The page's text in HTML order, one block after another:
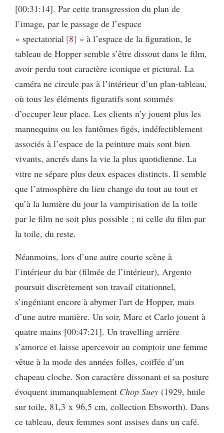
[00:31:14]. Par cette transgression du plan de
l’image, par le passage de l’espace
« spectatorial 8 » à l’espace de la figuration, le
tableau de Hopper semble s’être dissout dans le film,
avoir perdu tout caractère iconique et pictural. La
caméra ne circule pas à l’intérieur d’un plan-tableau,
où tous les éléments figuratifs sont sommés
d’occuper leur place. Les clients n’y jouent plus les
mannequins ou les fantômes figés, indéfectiblement
associés à l’espace de la peinture mais sont bien
vivants, ancrés dans la vie la plus quotidienne. La
vitre ne sépare plus deux espaces distincts. Il semble
que l’atmosphère du lieu change du tout au tout et
qu’à la lumière du jour la vampirisation de la toile
par le film ne soit plus possible ; ni celle du film par
la toile, du reste.
Néanmoins, lors d’une autre courte scène à
l’intérieur du bar (filmée de l’intérieur), Argento
poursuit discrètement son travail citationnel,
s’ingéniant encore à abymer l'art de Hopper, mais
d’une autre manière. Un soir, Marc et Carlo jouent à
quatre mains [00:47:21]. Un travelling arrière
s’amorce et laisse apercevoir au comptoir une femme
vêtue à la mode des années folles, coiffée d’un
chapeau cloche. Son caractère dissonant et sa posture
évoquent immanquablement Chop Suey (1929, huile
sur toile, 81,3 x 96,5 cm, collection Ebsworth). Dans
ce tableau, deux femmes sont assises dans un café.